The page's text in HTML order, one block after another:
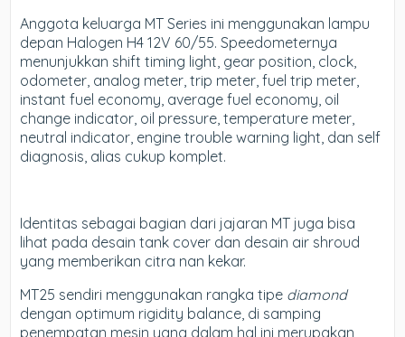
Anggota keluarga MT Series ini menggunakan lampu
depan Halogen H4 12V 60/55. Speedometernya
menunjukkan shift timing light, gear position, clock,
odometer, analog meter, trip meter, fuel trip meter,
instant fuel economy, average fuel economy, oil
change indicator, oil pressure, temperature meter,
neutral indicator, engine trouble warning light, dan self
diagnosis, alias cukup komplet.
Identitas sebagai bagian dari jajaran MT juga bisa
lihat pada desain tank cover dan desain air shroud
yang memberikan citra nan kekar.
MT25 sendiri menggunakan rangka tipe diamond
dengan optimum rigidity balance, di samping
penempatan mesin yang dalam hal ini merupakan